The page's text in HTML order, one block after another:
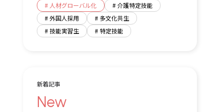
# 人材グローバル化
# 介護特定技能
# 外国人採用
# 多文化共生
# 技能実習生
# 特定技能
新着記事
New